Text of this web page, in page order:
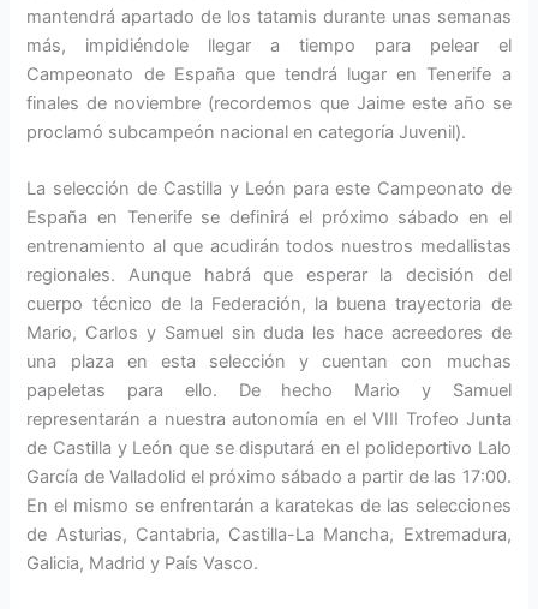
mantendrá apartado de los tatamis durante unas semanas
más, impidiéndole llegar a tiempo para pelear el
Campeonato de España que tendrá lugar en Tenerife a
finales de noviembre (recordemos que Jaime este año se
proclamó subcampeón nacional en categoría Juvenil).
La selección de Castilla y León para este Campeonato de
España en Tenerife se definirá el próximo sábado en el
entrenamiento al que acudirán todos nuestros medallistas
regionales. Aunque habrá que esperar la decisión del
cuerpo técnico de la Federación, la buena trayectoria de
Mario, Carlos y Samuel sin duda les hace acreedores de
una plaza en esta selección y cuentan con muchas
papeletas para ello. De hecho Mario y Samuel
representarán a nuestra autonomía en el VIII Trofeo Junta
de Castilla y León que se disputará en el polideportivo Lalo
García de Valladolid el próximo sábado a partir de las 17:00.
En el mismo se enfrentarán a karatekas de las selecciones
de Asturias, Cantabria, Castilla-La Mancha, Extremadura,
Galicia, Madrid y País Vasco.